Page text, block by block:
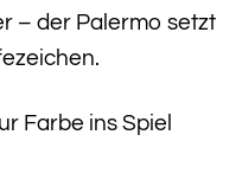
– der Palermo setzt
Farbe ins Spiel